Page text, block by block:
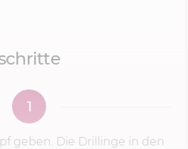
1
geben. Die Drillinge in den